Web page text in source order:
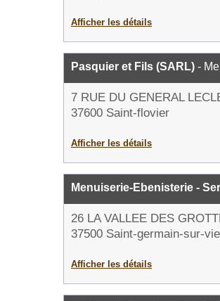
Afficher les détails
Pasquier et Fils (SARL) -
7 RUE DU GENERAL
37600 Saint-flovier
Afficher les détails
Menuiserie-Ebenisterie -
26 LA VALLEE DES
37500 Saint-germain-sur-
Afficher les détails